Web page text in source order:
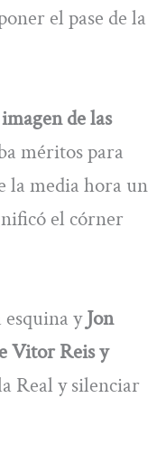
el pase de la
de las
méritos para
la media hora un
el córner
esquina yJon
Vitor Reis y
Real y silenciar